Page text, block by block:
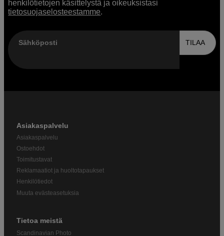
henkilötietojen käsittelystä ja oikeuksistasi
tietosuojaselosteestamme.
Sähköposti TILAA
Asiakaspalvelu
Asiakaspalvelu
Ostoehdot
Toimitustavat
Reklamaatiot ja huoltotapaukset
Henkilötiedot
Muuta evästeasetuksia
Tietoa meistä
Scandinavian Photo